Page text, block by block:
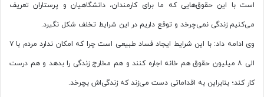
است با این حقوق‌هایی که ما برای کارمندان، دانشگاهیان و پرستاران تعریف
می‌کنیم زندگی نمی‌چرخد و توقع داریم در این شرایط تخلف شکل نگیرد.
وی ادامه داد: با این شرایط ایجاد فساد طبیعی است چرا که امکان ندارد مردم با ۷
الی ۸ میلیون حقوق هم خانه اجاره کنند و هم مخارج زندگی را بدهد و هم درست
کار کند؛ بنابراین به اقداماتی دست می‌زند که زندگی‌اش بچرخد.